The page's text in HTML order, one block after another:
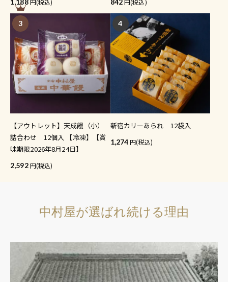
3
【アウトレット】天成饅（小）
詰合わせ 12個入 【冷凍】【賞
味期限2026年8月24日】
2,592 (税込)
4
新宿カリーあられ 12袋入
1,274 (税込)
中村屋が選ばれ続ける理由